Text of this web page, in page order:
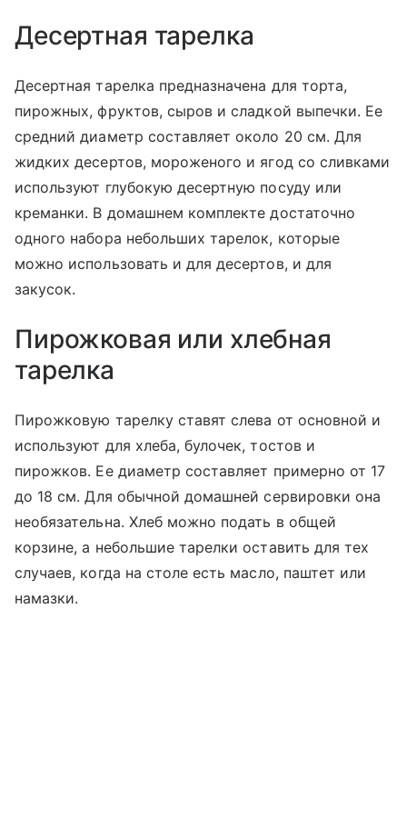
Десертная тарелка
Десертная тарелка предназначена для торта,
пирожных, фруктов, сыров и сладкой выпечки. Ее
средний диаметр составляет около 20 см. Для
жидких десертов, мороженого и ягод со сливками
используют глубокую десертную посуду или
креманки. В домашнем комплекте достаточно
одного набора небольших тарелок, которые
можно использовать и для десертов, и для
закусок.
Пирожковая или хлебная
тарелка
Пирожковую тарелку ставят слева от основной и
используют для хлеба, булочек, тостов и
пирожков. Ее диаметр составляет примерно от 17
до 18 см. Для обычной домашней сервировки она
необязательна. Хлеб можно подать в общей
корзине, а небольшие тарелки оставить для тех
случаев, когда на столе есть масло, паштет или
намазки.